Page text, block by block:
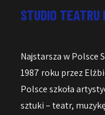
STUDIO
Najstarsza w Polsce
1987 roku przez
Polsce szkoła
sztuki – teatr,